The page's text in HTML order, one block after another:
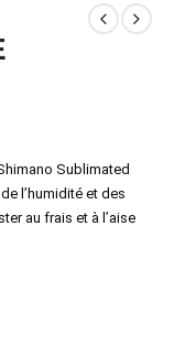
Sublimated
l’humidité et des
au frais et à l’aise